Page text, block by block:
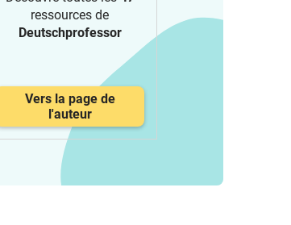
ressources de
Deutschprofessor
Vers la page de
l'auteur